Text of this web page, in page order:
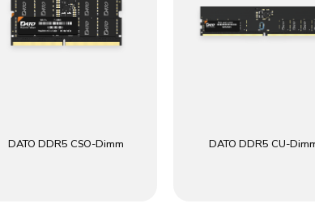
DATO DDR5 CSO-Dimm DATO DDR5 CU-